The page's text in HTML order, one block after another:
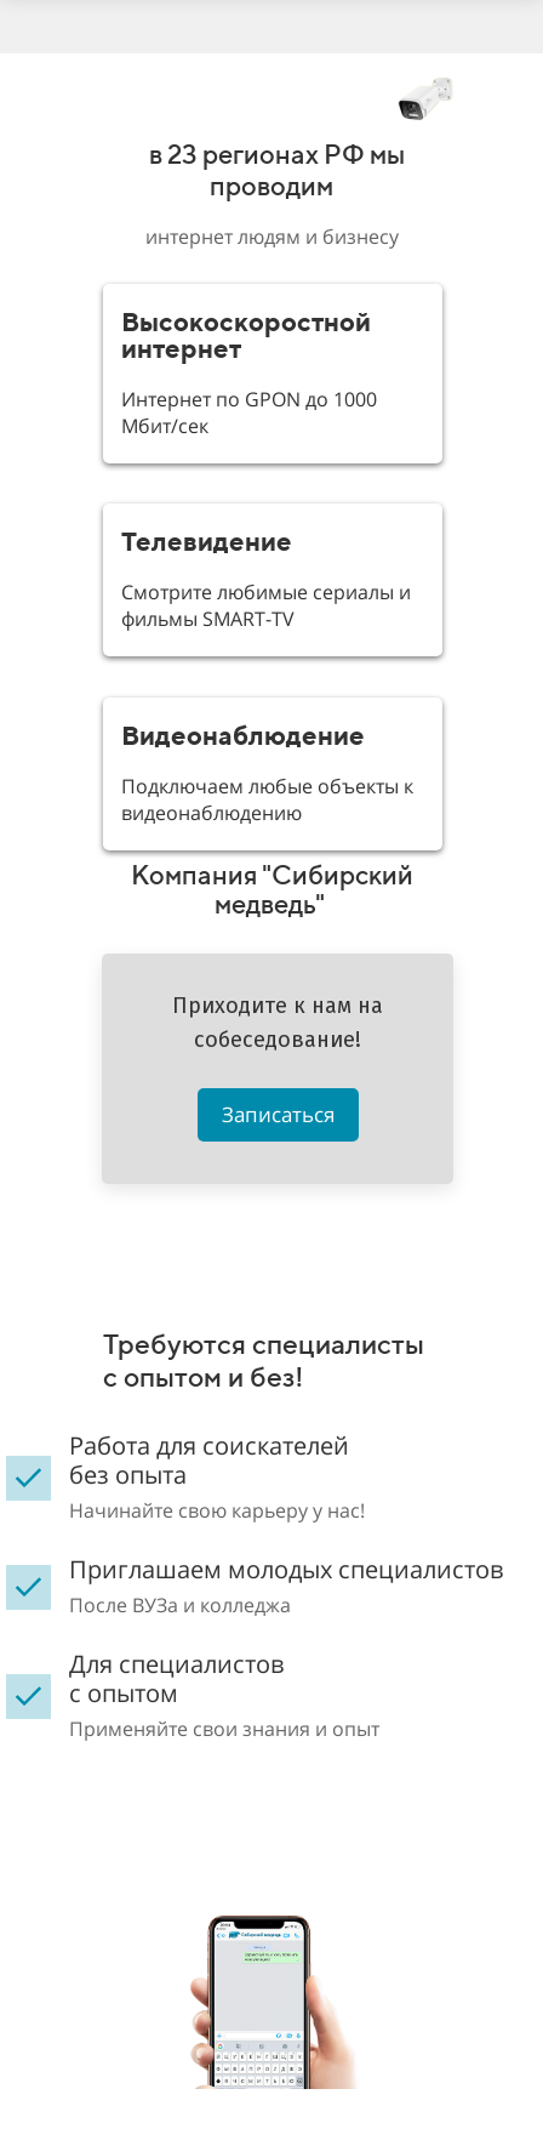
Компания "Сибирский
медведь"
интернет людям и бизнесу
Высокоскоростной
интернет
Интернет по GPON до 1000
Мбит/сек
Телевидение
Смотрите любимые сериалы и
фильмы SMART-TV
Видеонаблюдение
Подключаем любые объекты к
видеонаблюдению
Приходите к нам на
собеседование!
Записаться
Требуются специалисты
с опытом и без!
в 23 регионах РФ мы
проводим
Работа для соискателей
без опыта
Начинайте свою карьеру у нас!
Приглашаем молодых специалистов
После ВУЗа и колледжа
Для специалистов
с опытом
Применяйте свои знания и опыт